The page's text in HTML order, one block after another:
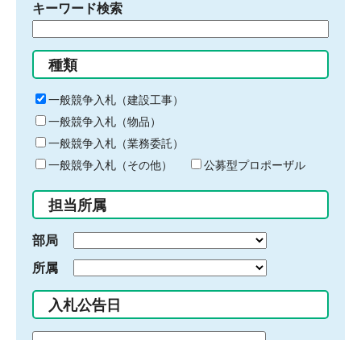
キーワード検索
る
キ
ー
ワ
ー
ド
入
力
種類
一般競争入札（建設工事）
一般競争入札（物品）
一般競争入札（業務委託）
一般競争入札（その他）
公募型プロポーザル
担当所属
部局
所属
入札公告日